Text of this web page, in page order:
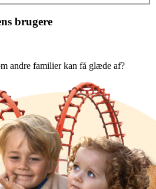
brugere
andre familier kan få glæde af?